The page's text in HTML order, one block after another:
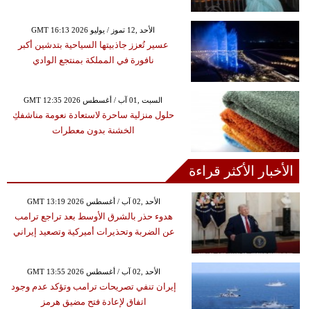
GMT 16:13 2026 الأحد ,12 تموز / يوليو
عسير تُعزز جاذبيتها السياحية بتدشين أكبر
نافورة في المملكة بمنتجع الوادي
GMT 12:35 2026 السبت ,01 آب / أغسطس
حلول منزلية ساحرة لاستعادة نعومة مناشفكِ
الخشنة بدون معطرات
الأخبار الأكثر قراءة
GMT 13:19 2026 الأحد ,02 آب / أغسطس
هدوء حذر بالشرق الأوسط بعد تراجع ترامب
عن الضربة وتحذيرات أميركية وتصعيد إيراني
GMT 13:55 2026 الأحد ,02 آب / أغسطس
إيران تنفي تصريحات ترامب وتؤكد عدم وجود
اتفاق لإعادة فتح مضيق هرمز